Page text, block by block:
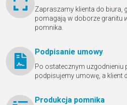
Zapraszamy klienta do biura,
pomagają w doborze granitu
pomnika.
Podpisanie umowy
Po ostatecznym uzgodnieniu
podpisujemy umowę, a klient
Produkcja pomnika